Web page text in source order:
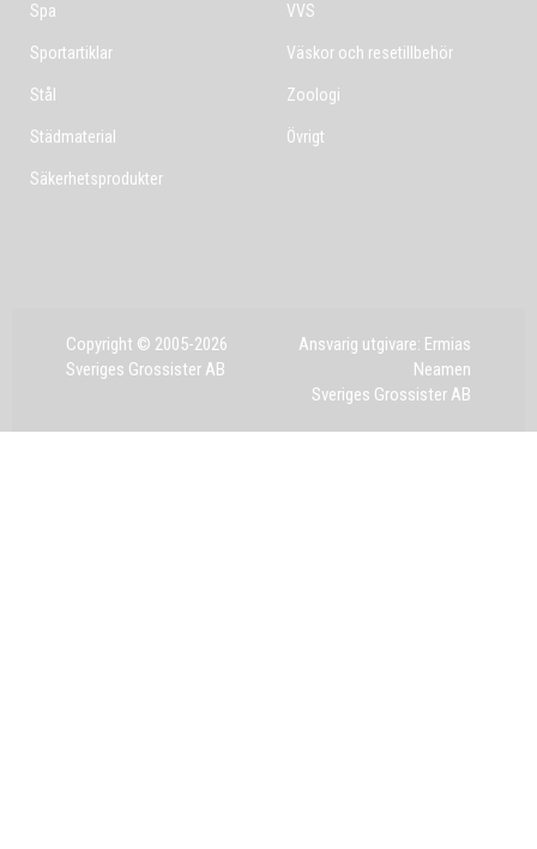
Spa
Sportartiklar
Stål
Städmaterial
Säkerhetsprodukter
VVS
Väskor och resetillbehör
Zoologi
Övrigt
Copyright © 2005-2026
Sveriges Grossister AB
Ansvarig utgivare: Ermias
Neamen
Sveriges Grossister AB